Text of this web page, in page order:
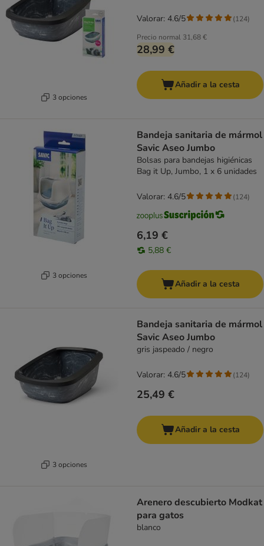
3 opciones
Precio normal 31,68 €
28,99 €
Valorar: 4.6/5 (124)
Añadir a la cesta
3 opciones
Bandeja sanitaria de mármol
Savic Aseo Jumbo
Bolsas para bandejas higiénicas
Bag it Up, Jumbo, 1 x 6 unidades
6,19 €
5,88 €
Valorar: 4.6/5 (124)
Añadir a la cesta
3 opciones
Bandeja sanitaria de mármol
Savic Aseo Jumbo
gris jaspeado / negro
25,49 €
Valorar: 4.6/5 (124)
Añadir a la cesta
Arenero descubierto Modkat
para gatos
blanco